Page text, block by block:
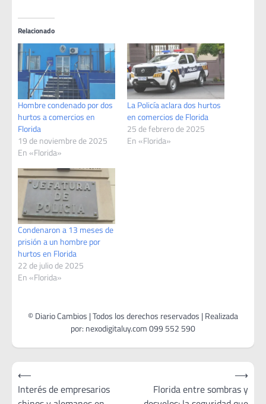
Relacionado
Hombre condenado por dos
hurtos a comercios en
Florida
19 de noviembre de 2025
En «Florida»
La Policía aclara dos hurtos
en comercios de Florida
25 de febrero de 2025
En «Florida»
Condenaron a 13 meses de
prisión a un hombre por
hurtos en Florida
22 de julio de 2025
En «Florida»
Navegación
de
⟵
Interés de empresarios
Florida entre sombras y
⟶